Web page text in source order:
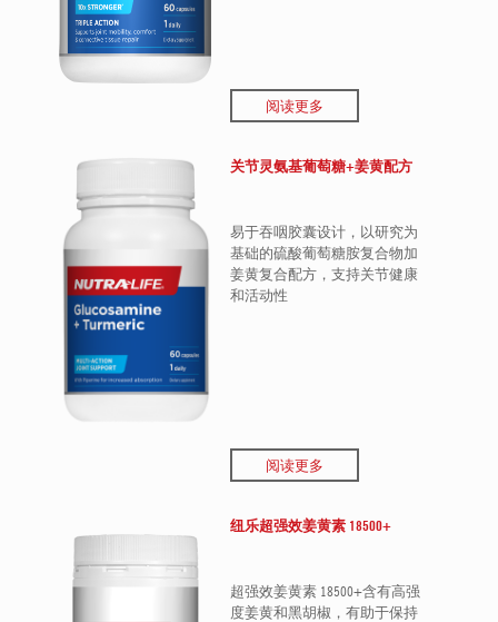
阅读更多
关节灵氨基葡萄糖+姜黄配方
易于吞咽胶囊设计，以研究为
基础的硫酸葡萄糖胺复合物加
姜黄复合配方，支持关节健康
和活动性
阅读更多
纽乐超强效姜黄素 18500+
超强效姜黄素 18500+含有高强
度姜黄和黑胡椒，有助于保持